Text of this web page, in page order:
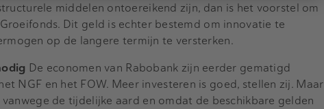
middelen ontoereikend zijn, dan is het voorstel om
Dit geld is echter bestemd om innovatie te
op de langere termijn te versterken.
De economen van Rabobank zijn eerder gematigd
NGF en het FOW. Meer investeren is goed, stellen zij. Maar
de tijdelijke aard en omdat de beschikbare gelden